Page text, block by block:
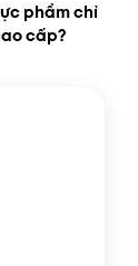
phẩm chỉ
cấp?